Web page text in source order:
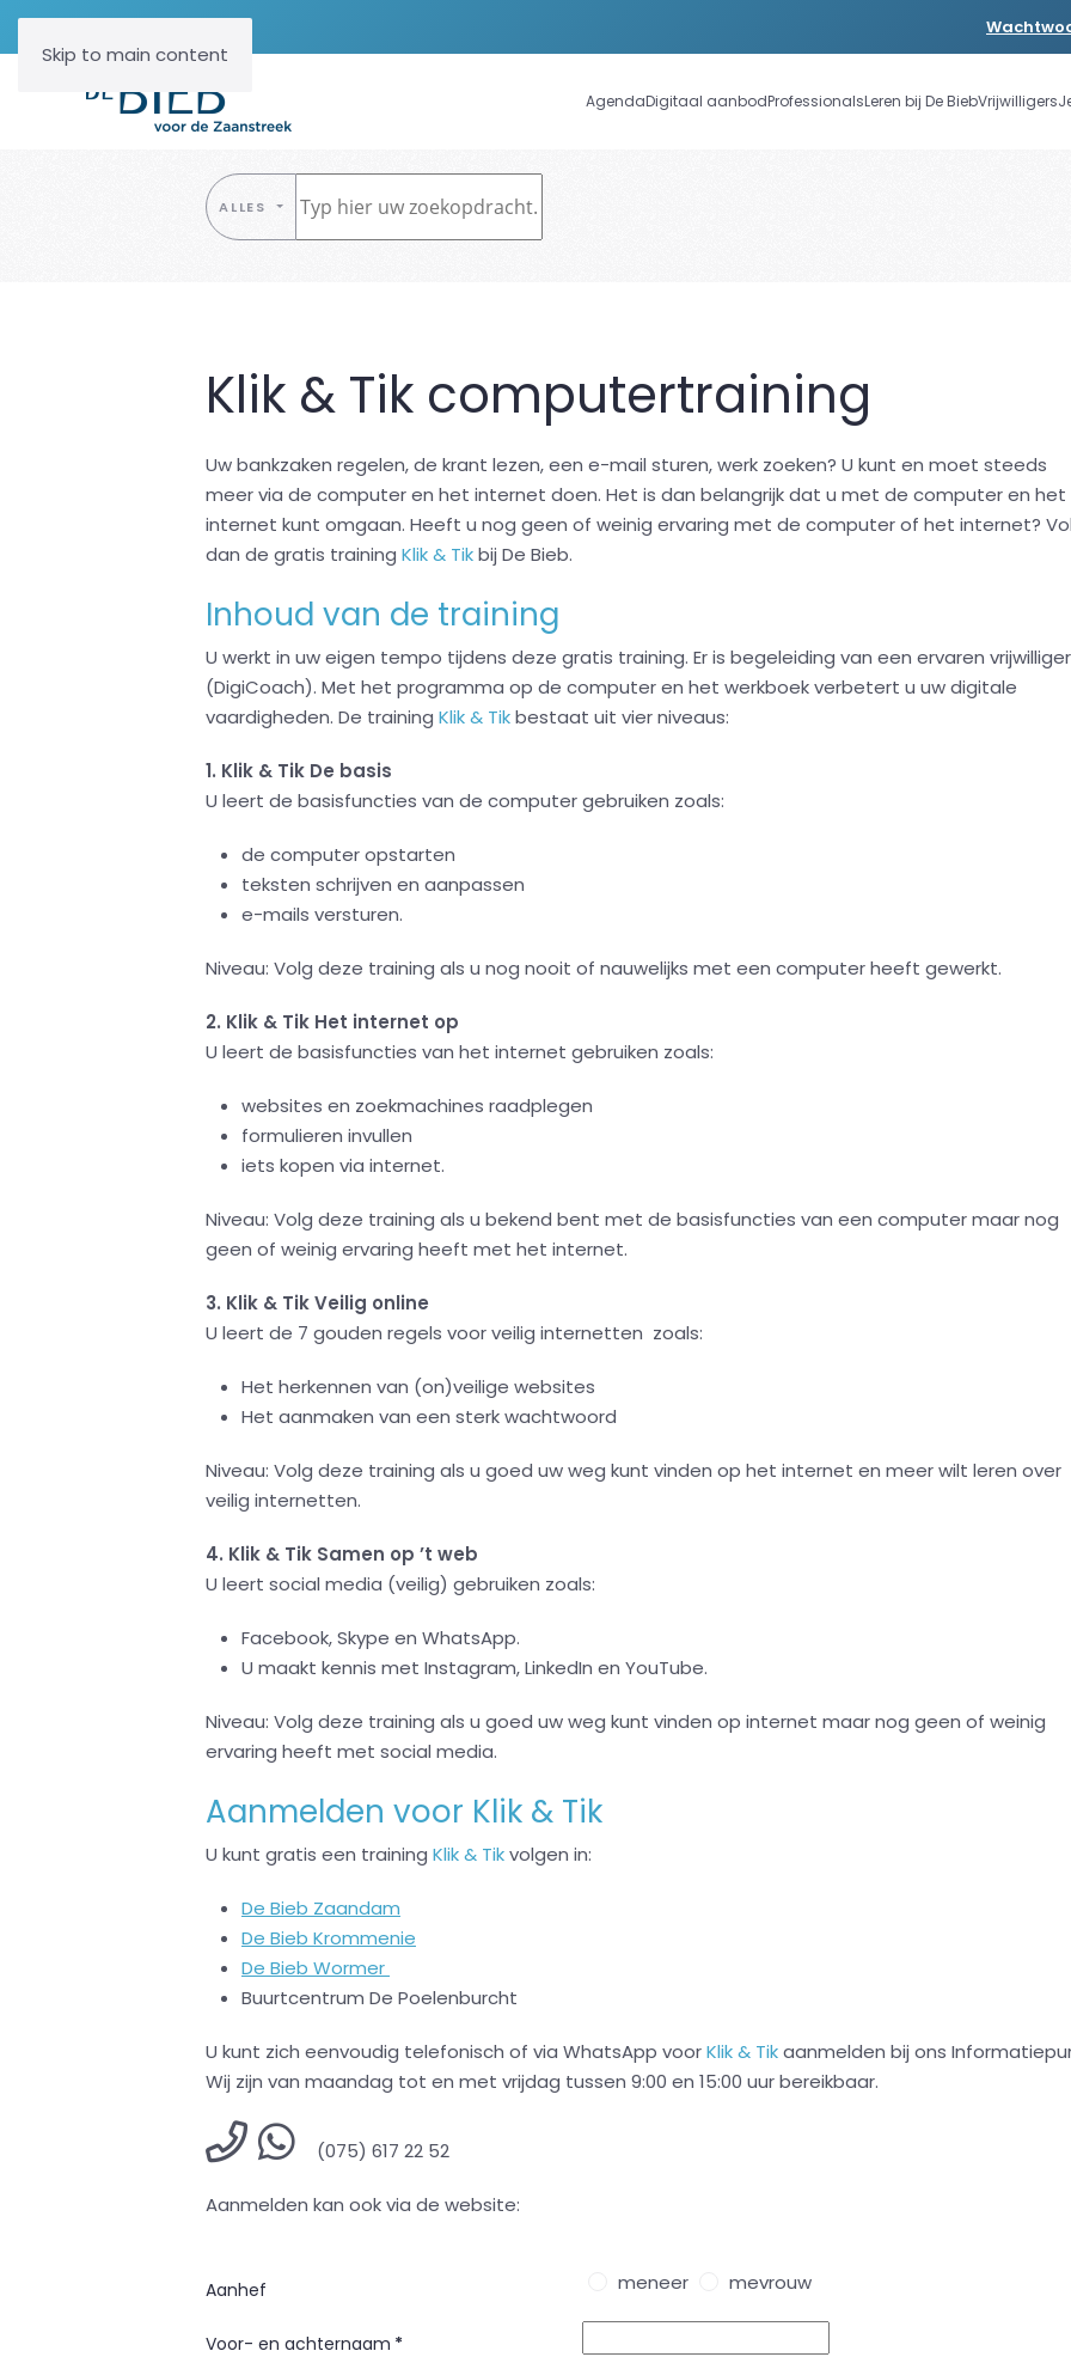
Skip to main content
AgendaDigitaal aanbodProfessionalsLeren bij De BiebVrijwilligers
ALLES
Klik & Tik computertraining
Uw bankzaken regelen, de krant lezen, een e-mail sturen, werk zoeken? U kunt en moet steeds
meer via de computer en het internet doen. Het is dan belangrijk dat u met de computer en het
internet kunt omgaan. Heeft u nog geen of weinig ervaring met de computer of het internet?
dan de gratis training Klik & Tikbij De Bieb.
Inhoud van de training
U werkt in uw eigen tempo tijdens deze gratis training. Er is begeleiding van een ervaren vrijwilliger
(DigiCoach). Met het programma op de computer en het werkboek verbetert u uw digitale
vaardigheden. De training Klik & Tikbestaat uit vier niveaus:
1. Klik & Tik De basis
U leert de basisfuncties van de computer gebruiken zoals:
de computer opstarten
teksten schrijven en aanpassen
e-mails versturen.
Niveau: Volg deze training als u nog nooit of nauwelijks met een computer heeft gewerkt.
2. Klik & Tik Het internet op
U leert de basisfuncties van het internet gebruiken zoals:
websites en zoekmachines raadplegen
formulieren invullen
iets kopen via internet.
Niveau: Volg deze training als u bekend bent met de basisfuncties van een computer maar nog
geen of weinig ervaring heeft met het internet.
3. Klik & Tik Veilig online
U leert de 7 gouden regels voor veilig internetten zoals:
Het herkennen van (on)veilige websites
Het aanmaken van een sterk wachtwoord
Niveau: Volg deze training als u goed uw weg kunt vinden op het internet en meer wilt leren over
veilig internetten.
4. Klik & Tik Samen op ’t web
U leert social media (veilig) gebruiken zoals:
Facebook, Skype en WhatsApp.
U maakt kennis met Instagram, LinkedIn en YouTube.
Niveau: Volg deze training als u goed uw weg kunt vinden op internet maar nog geen of weinig
ervaring heeft met social media.
Aanmelden voor Klik & Tik
U kunt gratis een training Klik & Tikvolgen in:
De Bieb Zaandam
De Bieb Krommenie
De Bieb Wormer
Buurtcentrum De Poelenburcht
U kunt zich eenvoudig telefonisch of via WhatsApp voorKlik & Tikaanmelden bij ons
Wij zijn van maandag tot en met vrijdag tussen 9:00 en 15:00 uur bereikbaar.
(075) 617 22 52
Aanmelden kan ook via de website:
Aanhef meneer mevrouw
Voor- en achternaam *